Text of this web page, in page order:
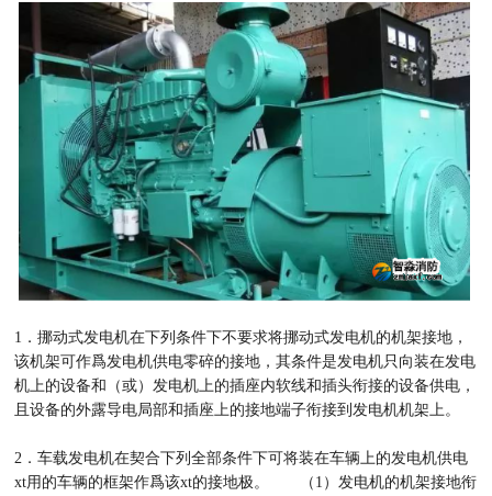
1．挪动式发电机在下列条件下不要求将挪动式发电机的机架接地，
该机架可作爲发电机供电零碎的接地，其条件是发电机只向装在发电
机上的设备和（或）发电机上的插座内软线和插头衔接的设备供电，
且设备的外露导电局部和插座上的接地端子衔接到发电机机架上。
2．车载发电机在契合下列全部条件下可将装在车辆上的发电机供电
xt用的车辆的框架作爲该xt的接地极。 （1）发电机的机架接地衔